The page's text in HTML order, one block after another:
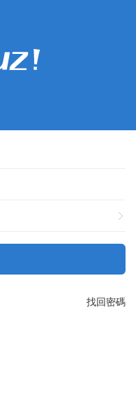
找回密碼